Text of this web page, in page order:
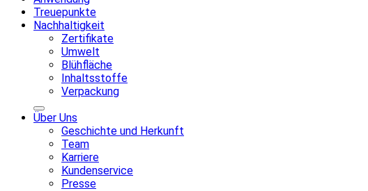
Treuepunkte
Nachhaltigkeit
Zertifikate
Umwelt
Blühfläche
Inhaltsstoffe
Verpackung
Über Uns
Geschichte und Herkunft
Team
Karriere
Kundenservice
Presse